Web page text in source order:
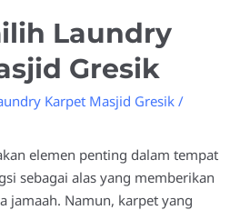
Laundry
Gresik
Karpet Masjid Gresik /
elemen penting dalam tempat
sebagai alas yang memberikan
jamaah. Namun, karpet yang